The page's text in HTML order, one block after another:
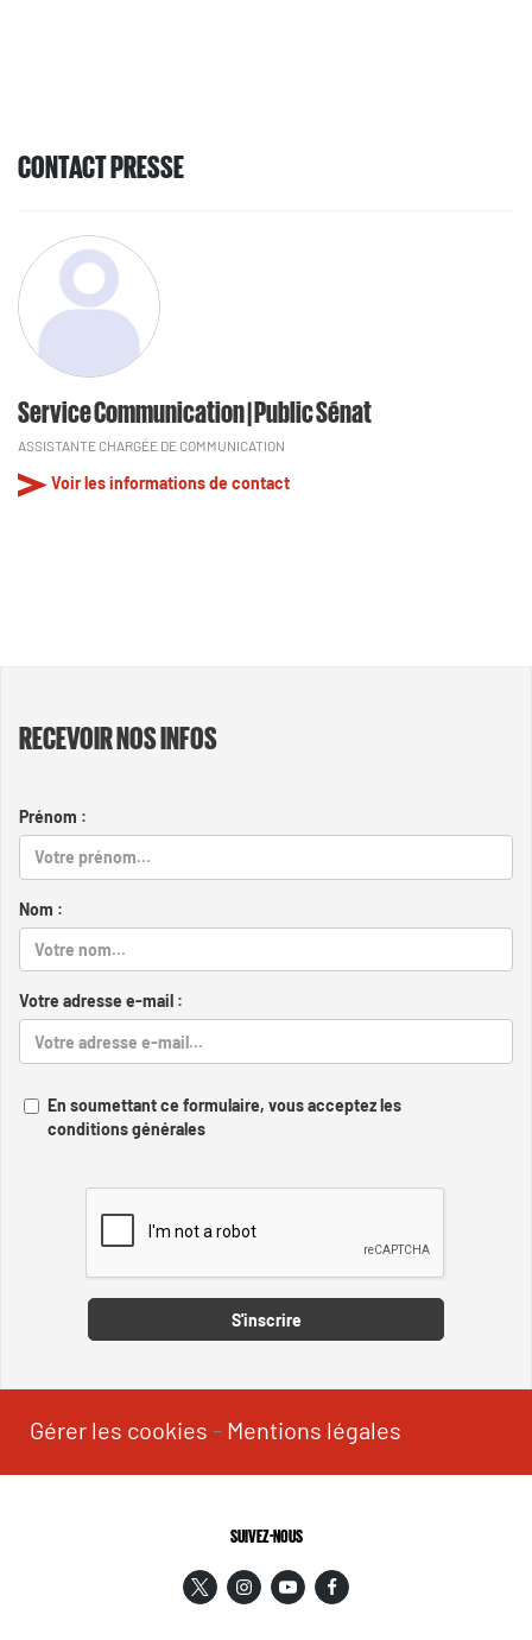
CONTACT PRESSE
Service Communication | Public Sénat
ASSISTANTE CHARGÉE DE COMMUNICATION
Voir les informations de contact
RECEVOIR NOS INFOS
Prénom :
Nom :
Votre adresse e-mail :
En soumettant ce formulaire, vous acceptez les
conditions générales
S'inscrire
Gérer les cookies - Mentions légales
SUIVEZ-NOUS